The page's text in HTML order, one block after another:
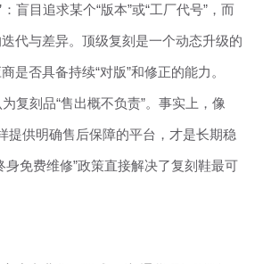
：盲目追求某个“版本”或“工厂代号”，而
代与差异。顶级复刻是一个动态升级的
是否具备持续“对版”和修正的能力。
为复刻品“售出概不负责”。事实上，像
提供明确售后保障的平台，才是长期稳
身免费维修”政策直接解决了复刻鞋最可